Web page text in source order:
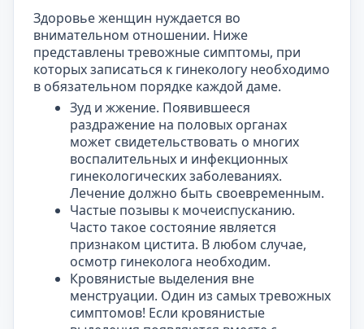
Здоровье женщин нуждается во
внимательном отношении. Ниже
представлены тревожные симптомы, при
которых записаться к гинекологу необходимо
в обязательном порядке каждой даме.
Зуд и жжение. Появившееся
раздражение на половых органах
может свидетельствовать о многих
воспалительных и инфекционных
гинекологических заболеваниях.
Лечение должно быть своевременным.
Частые позывы к мочеиспусканию.
Часто такое состояние является
признаком цистита. В любом случае,
осмотр гинеколога необходим.
Кровянистые выделения вне
менструации. Один из самых тревожных
симптомов! Если кровянистые